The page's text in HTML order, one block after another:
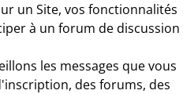
un Site, vos fonctionnalités
à un forum de discussion
les messages que vous
des forums, des